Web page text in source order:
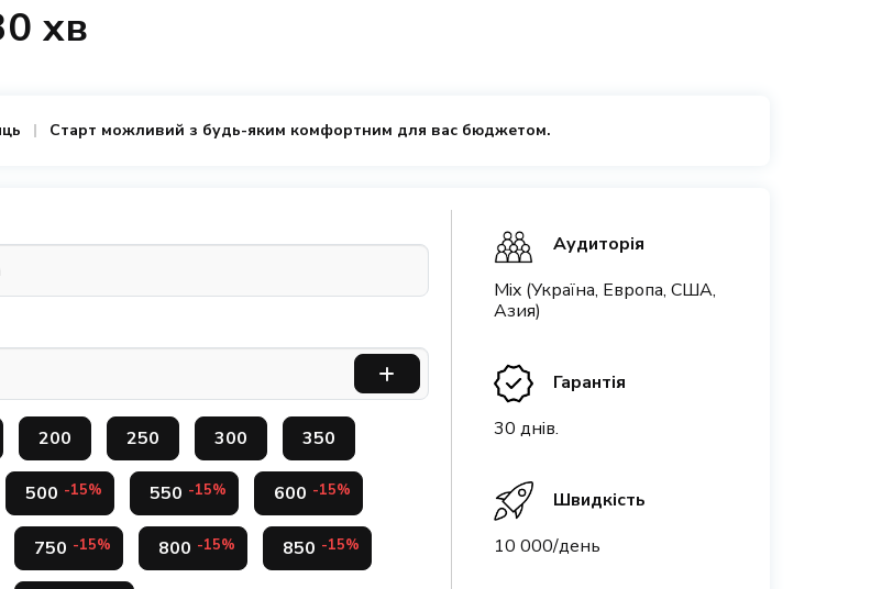
хв
Старт можливий з будь-яким комфортним для вас бюджетом.
200 250 300 350
500 -15% 550 -15% 600 -15%
750 -15% 800 -15% 850 -15%
Аудиторія
Mix (Україна, Европа, США,
Азия)
Гарантія
30 днів.
Швидкість
10 000/день